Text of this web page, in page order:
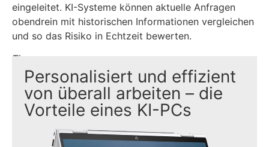
eingeleitet. KI-Systeme können aktuelle Anfragen
obendrein mit historischen Informationen vergleichen
und so das Risiko in Echtzeit bewerten.
Tipp
Personalisiert und effizient
von überall arbeiten – die
Vorteile eines KI-PCs